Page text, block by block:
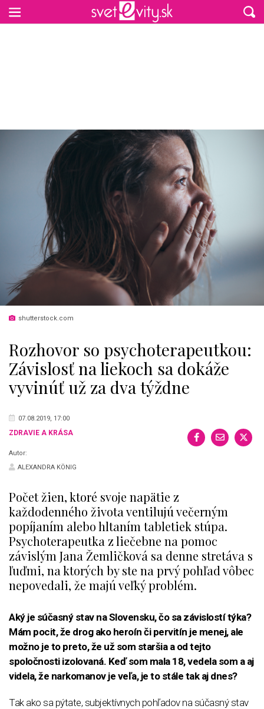
shutterstock.com
Rozhovor so psychoterapeutkou:
Závislosť na liekoch sa dokáže
vyvinúť už za dva týždne
07.08.2019, 17:00
ZDRAVIE A KRÁSA
Autor:
ALEXANDRA KÖNIG
Počet žien, ktoré svoje napätie z
každodenného života ventilujú večerným
popíjaním alebo hltaním tabletiek stúpa.
Psychoterapeutka z liečebne na pomoc
závislým Jana Žemličková sa denne stretáva s
ľuďmi, na ktorých by ste na prvý pohľad vôbec
nepovedali, že majú veľký problém.
Aký je súčasný stav na Slovensku, čo sa závislostí týka?
Mám pocit, že drog ako heroín či pervitín je menej, ale
možno je to preto, že už som staršia a od tejto
spoločnosti izolovaná. Keď som mala 18, vedela som a aj
videla, že narkomanov je veľa, je to stále tak aj dnes?
Tak ako sa pýtate, subjektívnych pohľadov na súčasný stav